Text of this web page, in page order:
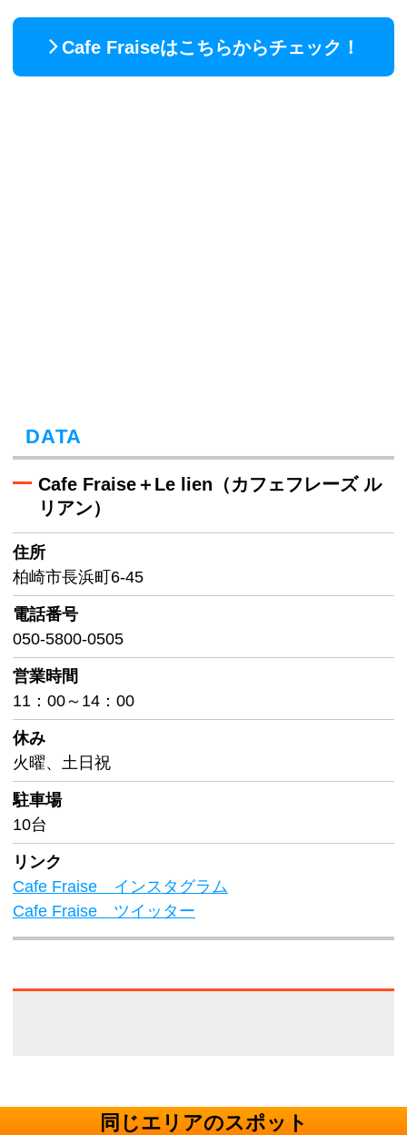
Cafe Fraiseはこちらからチェック！
DATA
Cafe Fraise＋Le lien（カフェフレーズ ル
リアン）
住所
柏崎市長浜町6-45
電話番号
050-5800-0505
営業時間
11：00～14：00
休み
火曜、土日祝
駐車場
10台
リンク
Cafe Fraise インスタグラム
Cafe Fraise ツイッター
同じエリアのスポット